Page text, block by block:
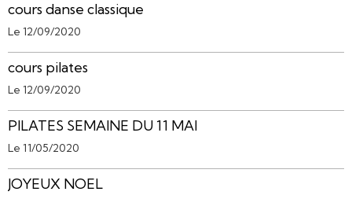
cours danse classique
Le 12/09/2020
cours pilates
Le 12/09/2020
PILATES SEMAINE DU 11 MAI
Le 11/05/2020
JOYEUX NOEL